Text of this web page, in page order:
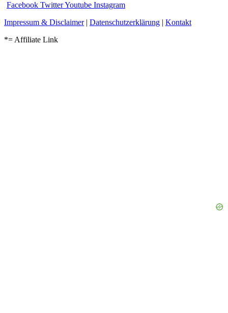
Facebook TwitterYoutube Instagram
Impressum & Disclaimer| Datenschutzerklärung | Kontakt
*= Affiliate Link